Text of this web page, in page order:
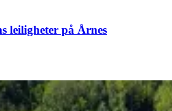
leiligheter på Årnes